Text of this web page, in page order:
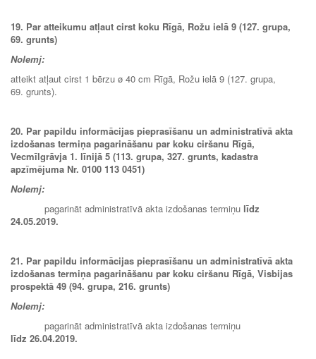
19. Par atteikumu atļaut cirst koku Rīgā, Rožu ielā 9 (127. grupa,
69. grunts)
Nolemj:
atteikt atļaut cirst 1 bērzu ø 40 cm Rīgā, Rožu ielā 9 (127. grupa,
69. grunts).
20. Par papildu informācijas pieprasīšanu un administratīvā akta
izdošanas termiņa pagarināšanu par koku ciršanu Rīgā,
Vecmīlgrāvja 1. līnijā 5 (113. grupa, 327. grunts, kadastra
apzīmējuma Nr. 0100 113 0451)
Nolemj:
pagarināt administratīvā akta izdošanas termiņu līdz
24.05.2019.
21. Par papildu informācijas pieprasīšanu un administratīvā akta
izdošanas termiņa pagarināšanu par koku ciršanu Rīgā, Visbijas
prospektā 49 (94. grupa, 216. grunts)
Nolemj:
pagarināt administratīvā akta izdošanas termiņu
līdz 26.04.2019.